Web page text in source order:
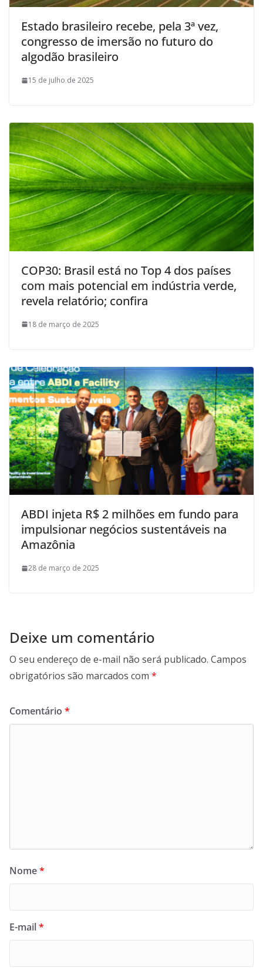
Estado brasileiro recebe, pela 3ª vez,
congresso de imersão no futuro do
algodão brasileiro
15 de julho de 2025
COP30: Brasil está no Top 4 dos países
com mais potencial em indústria verde,
revela relatório; confira
18 de março de 2025
ABDI injeta R$ 2 milhões em fundo para
impulsionar negócios sustentáveis na
Amazônia
28 de março de 2025
Deixe um comentário
O seu endereço de e-mail não será publicado. Campos
obrigatórios são marcados com *
Comentário *
Nome*
E-mail*